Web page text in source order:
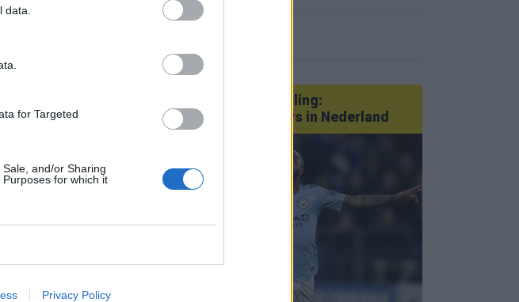
for Targeted
and/or Sharing
for which it
Privacy Policy
Van Götze tot Sterling:
statementtransfers in Nederland